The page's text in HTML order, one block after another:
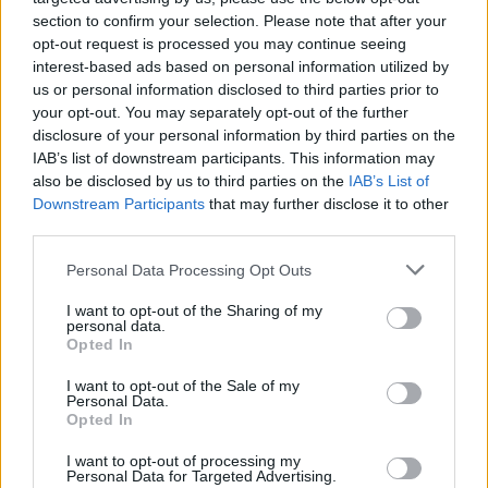
section to confirm your selection. Please note that after your
opt-out request is processed you may continue seeing
interest-based ads based on personal information utilized by
us or personal information disclosed to third parties prior to
your opt-out. You may separately opt-out of the further
disclosure of your personal information by third parties on the
IAB’s list of downstream participants. This information may
also be disclosed by us to third parties on the IAB’s List of
Downstream Participants that may further disclose it to other
Please note that this website/app uses one or more Google
not limited to your visit or usage behaviour. You may click to
grant or deny consent to Google and its third-party tags to
use your data for below specified purposes in below Google
consent section.
Personal Data Processing Opt Outs
I want to opt-out of the Sharing of my
personal data.
Opted In
I want to opt-out of the Sale of my
Personal Data.
Opted In
I want to opt-out of processing my
Personal Data for Targeted Advertising.
k p
NOTIZIE RECENTI
Controlli all’aeroporto di Olbia, sequestrati
caviale e sabbia rubata
Migliori cliniche di estetica medicale avanzata
in Europa: classifica dei 5 centri di riferimento
Andrea Mura conquista Palau: grande
partecipazione per il suo racconto
minori, Albieri: “Episodi gravissimi”